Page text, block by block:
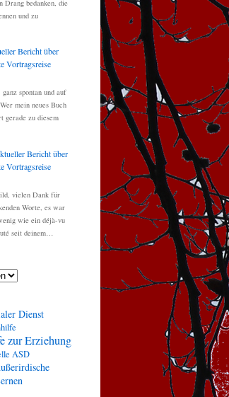
Drang bedanken, die
und zu
Bericht über
Vortragsreise
spontan und auf
mein neues Buch
gerade zu diesem
Bericht über
Vortragsreise
vielen Dank für
Worte, es war
wie ein déjà-vu
seit deinem…
Dienst
zur Erziehung
ASD